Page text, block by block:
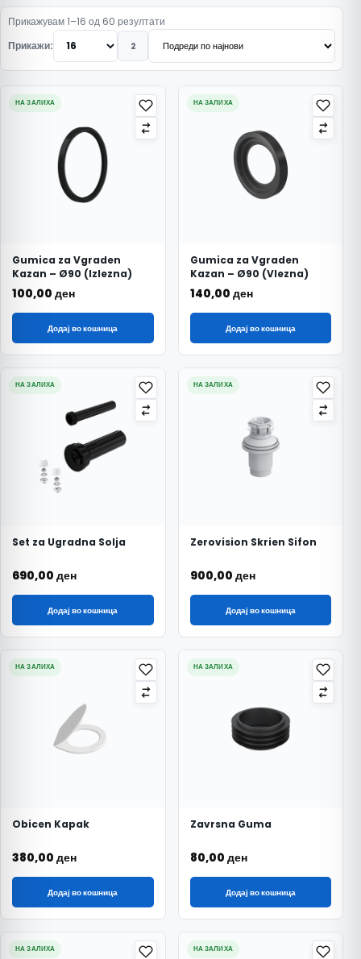
Прикажувам 1–16 од 60 резултати
Прикажи:
2
НА ЗАЛИХА
Gumica za Vgraden
Kazan – Ø90 (Izlezna)
100,00 ден
Додај во кошница
НА ЗАЛИХА
Gumica za Vgraden
Kazan – Ø90 (Vlezna)
140,00 ден
Додај во кошница
НА ЗАЛИХА
Set za Ugradna Solja
690,00 ден
Додај во кошница
НА ЗАЛИХА
Zerovision Skrien Sifon
900,00 ден
Додај во кошница
НА ЗАЛИХА
Obicen Kapak
380,00 ден
Додај во кошница
НА ЗАЛИХА
Zavrsna Guma
80,00 ден
Додај во кошница
НА ЗАЛИХА НА ЗАЛИХА